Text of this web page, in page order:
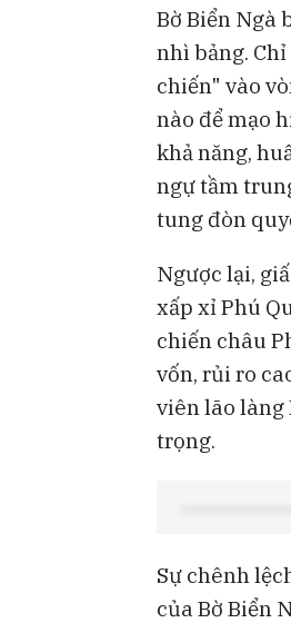
Bờ Biển Ngà
nhì bảng.
chiến" vào
nào để mạo
khả năng,
ngự tầm
tung đòn
Ngược lại,
xấp xỉ Phú
chiến châu
vốn, rủi ro
viên lão làng
trọng.
Sự chênh
của Bờ Biển